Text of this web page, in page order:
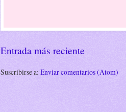
Entrada más reciente
Suscribirse a: Enviar comentarios (Atom)